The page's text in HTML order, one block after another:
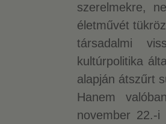
szerelmekre,
életművét
társadalmi
kultúrpolitika
alapján átszűrt
Hanem
november 22.-i